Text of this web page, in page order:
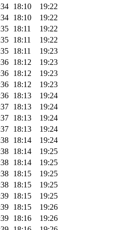
18:10
19:22
18:10
19:22
18:11
19:22
18:11
19:22
18:11
19:23
18:12
19:23
18:12
19:23
18:12
19:23
18:13
19:24
18:13
19:24
18:13
19:24
18:13
19:24
18:14
19:24
18:14
19:25
18:14
19:25
18:15
19:25
18:15
19:25
18:15
19:25
18:15
19:26
18:16
19:26